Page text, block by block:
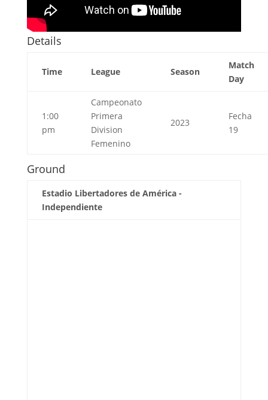
Details
Time League Season
Match
Day
1:00
pm
Campeonato
Primera
Division
Femenino
2023
Fecha
19
Ground
Estadio Libertadores de América -
Independiente